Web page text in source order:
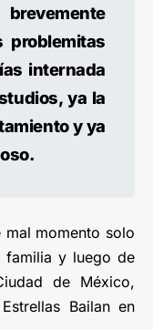
problemitas
internada
ya la
y ya
mal momento solo
familia y luego de
de México,
Bailan en